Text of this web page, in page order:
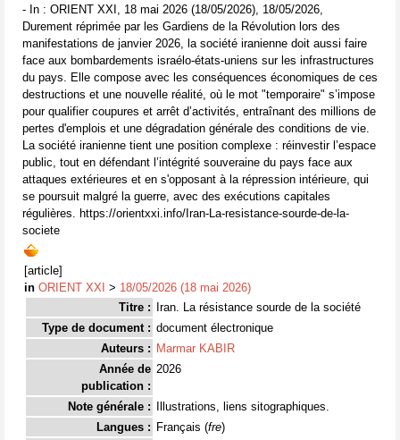
- In : ORIENT XXI, 18 mai 2026 (18/05/2026), 18/05/2026,
Durement réprimée par les Gardiens de la Révolution lors des
manifestations de janvier 2026, la société iranienne doit aussi faire
face aux bombardements israélo-états-uniens sur les infrastructures
du pays. Elle compose avec les conséquences économiques de ces
destructions et une nouvelle réalité, où le mot "temporaire" s’impose
pour qualifier coupures et arrêt d’activités, entraînant des millions de
pertes d'emplois et une dégradation générale des conditions de vie.
La société iranienne tient une position complexe : réinvestir l’espace
public, tout en défendant l’intégrité souveraine du pays face aux
attaques extérieures et en s'opposant à la répression intérieure, qui
se poursuit malgré la guerre, avec des exécutions capitales
régulières. https://orientxxi.info/Iran-La-resistance-sourde-de-la-
societe
[article]
in ORIENT XXI > 18/05/2026 (18 mai 2026)
Titre :
Iran. La résistance sourde de la société
Type de document : document électronique
Auteurs : Marmar KABIR
Année de
publication :
2026
Note générale :
Illustrations, liens sitographiques.
Langues : Français (fre)